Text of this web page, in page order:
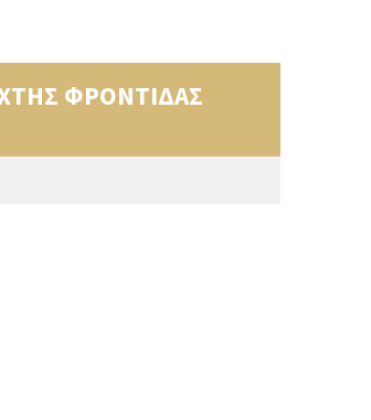
ΦΡΟΝΤΙΔΑΣ